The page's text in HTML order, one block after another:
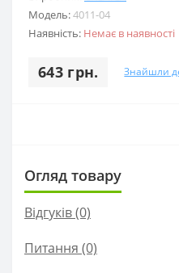
Модель:4011-04
Наявність: Немає в наявності
643 грн. Знайшли
Огляд товару
Відгуків (0)
Питання (0)